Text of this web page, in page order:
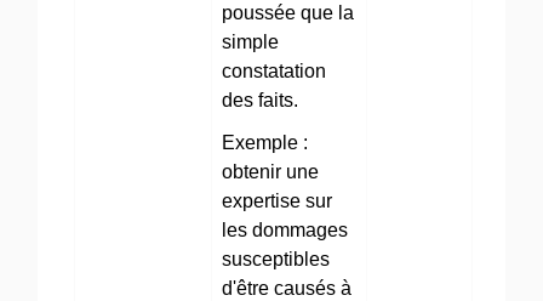
poussée que la
simple
constatation
des faits.
Exemple :
obtenir une
expertise sur
les dommages
susceptibles
d'être causés à